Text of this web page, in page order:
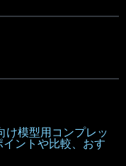
け模型用コンプレッ
ントや比較、おす